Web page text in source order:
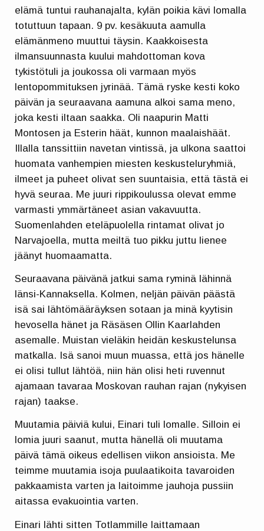
elämä tuntui rauhanajalta, kylän poikia kävi lomalla
totuttuun tapaan. 9 pv. kesäkuuta aamulla
elämänmeno muuttui täysin. Kaakkoisesta
ilmansuunnasta kuului mahdottoman kova
tykistötuli ja joukossa oli varmaan myös
lentopommituksen jyrinää. Tämä ryske kesti koko
päivän ja seuraavana aamuna alkoi sama meno,
joka kesti iltaan saakka. Oli naapurin Matti
Montosen ja Esterin häät, kunnon maalaishäät.
Illalla tanssittiin navetan vintissä, ja ulkona saattoi
huomata vanhempien miesten keskusteluryhmiä,
ilmeet ja puheet olivat sen suuntaisia, että tästä ei
hyvä seuraa. Me juuri rippikoulussa olevat emme
varmasti ymmärtäneet asian vakavuutta.
Suomenlahden eteläpuolella rintamat olivat jo
Narvajoella, mutta meiltä tuo pikku juttu lienee
jäänyt huomaamatta.
Seuraavana päivänä jatkui sama ryminä lähinnä
länsi-Kannaksella. Kolmen, neljän päivän päästä
isä sai lähtömääräyksen sotaan ja minä kyytisin
hevosella hänet ja Räsäsen Ollin Kaarlahden
asemalle. Muistan vieläkin heidän keskustelunsa
matkalla. Isä sanoi muun muassa, että jos hänelle
ei olisi tullut lähtöä, niin hän olisi heti ruvennut
ajamaan tavaraa Moskovan rauhan rajan (nykyisen
rajan) taakse.
Muutamia päiviä kului, Einari tuli lomalle. Silloin ei
lomia juuri saanut, mutta hänellä oli muutama
päivä tämä oikeus edellisen viikon ansioista. Me
teimme muutamia isoja puulaatikoita tavaroiden
pakkaamista varten ja laitoimme jauhoja pussiin
aitassa evakuointia varten.
Einari lähti sitten Totlammille laittamaan